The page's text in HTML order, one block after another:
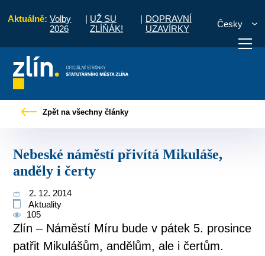
Aktuálně: Volby
2026
| UŽ SU
ZLÍŇÁK!
| DOPRAVNÍ
UZAVÍRKY
Česky
vyřídit Potřebuji zaplatit
Zpět na všechny články
Nebeské náměstí přivítá Mikuláše,
anděly i čerty
2. 12. 2014
Aktuality
105
Zlín – Náměstí Míru bude v pátek 5. prosince
patřit Mikulášům, andělům, ale i čertům.